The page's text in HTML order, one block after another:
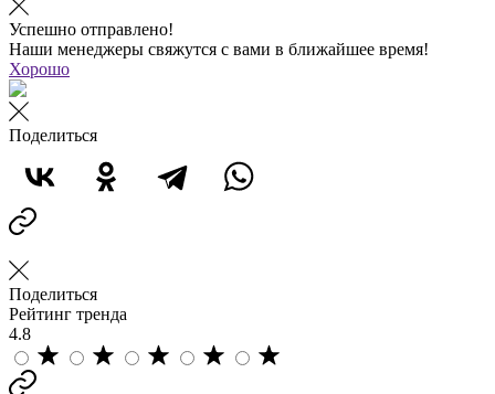
Успешно отправлено!
Наши менеджеры свяжутся с вами в ближайшее время!
Хорошо
Поделиться
Поделиться
Рейтинг тренда
4.8